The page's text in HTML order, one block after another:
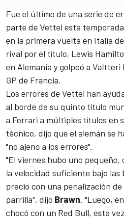
Fue el último de una serie de
parte de Vettel esta
en la primera vuelta en Italia
rival por el título, Lewis
en Alemania y golpeó a Valtteri
GP de Francia.
Los errores de Vettel han
al borde de su quinto título
a Ferrari a múltiples títulos en
técnico, dijo que el alemán se
"no ajeno a los errores".
"El viernes hubo uno
la velocidad suficiente bajo las
precio con una penalización
parrilla", dijo Brawn. "Luego,
chocó con un Red Bull, esta